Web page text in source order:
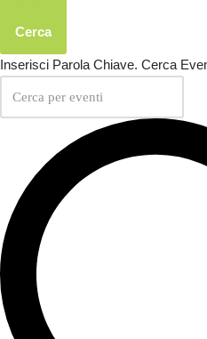
Cerca
Inserisci Parola Chiave. Cerca